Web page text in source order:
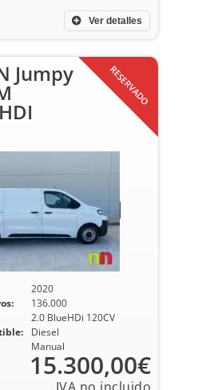
Ver detalles
RESERVADO
Jumpy
2020
136.000
2.0 BlueHDi 120CV
Diesel
Manual
15.300,00€